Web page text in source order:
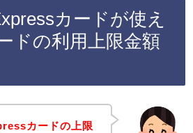
カードが使え
ドの利用上限金額
カードの上限